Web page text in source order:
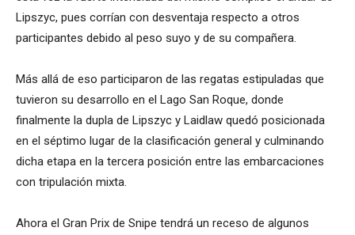
Lipszyc, pues corrían con desventaja respecto a otros
participantes debido al peso suyo y de su compañera.
Más allá de eso participaron de las regatas estipuladas que
tuvieron su desarrollo en el Lago San Roque, donde
finalmente la dupla de Lipszyc y Laidlaw quedó posicionada
en el séptimo lugar de la clasificación general y culminando
dicha etapa en la tercera posición entre las embarcaciones
con tripulación mixta.
Ahora el Gran Prix de Snipe tendrá un receso de algunos